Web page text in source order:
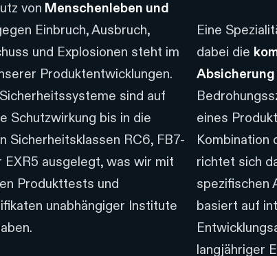
von Menschenleben und
Einbruch, Ausbruch,
und Explosionen steht im
Produktentwicklungen.
sind auf
Schutzwirkung bis in die
Sicherheitsklassen RC6, FB7-
EXR5 ausgelegt, was wir mit
Produkttests und
unabhängiger Institute
Eine
dabei die
Absicherung
eines
Kombination
richtet sich
spezifischen
basiert auf
langjähriger